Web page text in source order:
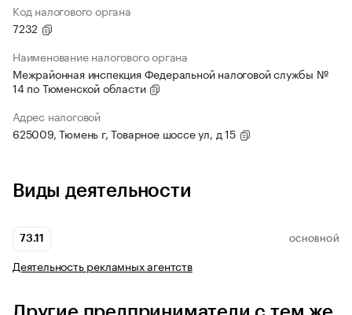
Код налогового органа
7232
Наименование налогового органа
Межрайонная инспекция Федеральной налоговой службы №
14 по Тюменской области
Адрес налоговой
625009, Тюмень г, Товарное шоссе ул, д 15
Виды деятельности
73.11 ОСНОВНОЙ
Деятельность рекламных агентств